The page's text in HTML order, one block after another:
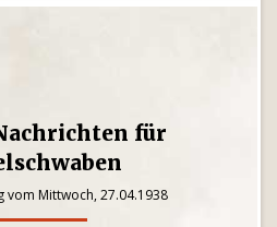
für
vom Mittwoch, 27.04.1938